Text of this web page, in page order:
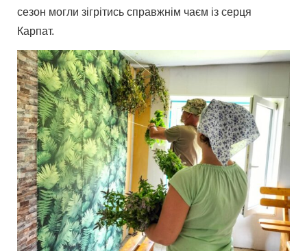
сезон могли зігрітись справжнім чаєм із серця
Карпат.